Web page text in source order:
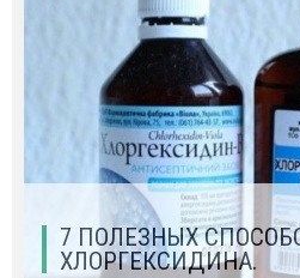
7 ПОЛЕЗНЫХ
ХЛОРГЕКСИДИНА.